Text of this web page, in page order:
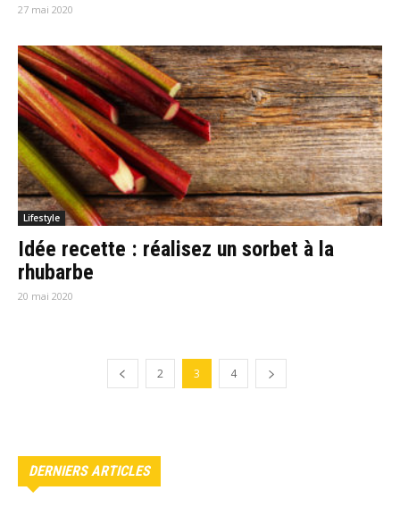
27 mai 2020
Lifestyle
Idée recette : réalisez un sorbet à la
rhubarbe
20 mai 2020
2 3 4
DERNIERS ARTICLES